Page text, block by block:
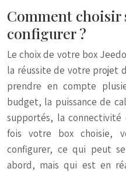
Comment choisir
configurer ?
Le choix de votre box
la réussite de votre projet
prendre en compte
budget, la puissance de
supportés, la
fois votre box choisie,
configurer, ce qui peut
abord, mais qui est en